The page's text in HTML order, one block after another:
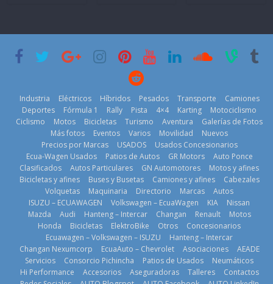
historia
11 de julio de
BMW, Toyota,
Bosch y
prueban flota
que usa
gasolina 100%
renovable
25 de julio de
2026
2026
La Vuelta al
Ecuador 2026,
edición 47ª,
recorre 7
provincias en 8
días
1 de agosto de
2026
29 de julio de
¿Qué puede
pasar con tu
vehículo si
permanece
varios días sin
usar?
3 de agosto de
2026
Industria Eléctricos Híbridos Pesados Transporte
Camiones
Deportes
Fórmula 1 Rally Pista 4×4 Karting
Motociclismo
Ciclismo
Motos Bicicletas Turismo Aventura
Galerías de Fotos
Más fotos
Eventos Varios Movilidad
Nuevos
Precios por Marcas
USADOS
Usados Concesionarios
Ecua-Wagen Usados
Patios de Autos GR Motors
Auto Ponce
Clasificados
Autos Particulares GN Automotores
Motos y afines
Bicicletas y afines
Buses y Busetas Camiones y afines
Cabezales
Volquetas
Maquinaria Directorio Marcas
Autos
ISUZU – ECUAWAGEN
Volkswagen – EcuaWagen KIA
Nissan
Mazda
Audi Hanteng – Intercar Changan Renault
Motos
Honda
Bicicletas ElektroBike Otros
Concesionarios
Ecuawagen – Volkswagen – ISUZU
Hanteng – Intercar
Changan Nexumcorp
EcuaAuto – Chevrolet Asociaciones
AEADE
Servicios
Consorcio Pichincha Patios de Usados
Neumáticos
Hi Performance
Accesorios Aseguradoras Talleres
Contactos